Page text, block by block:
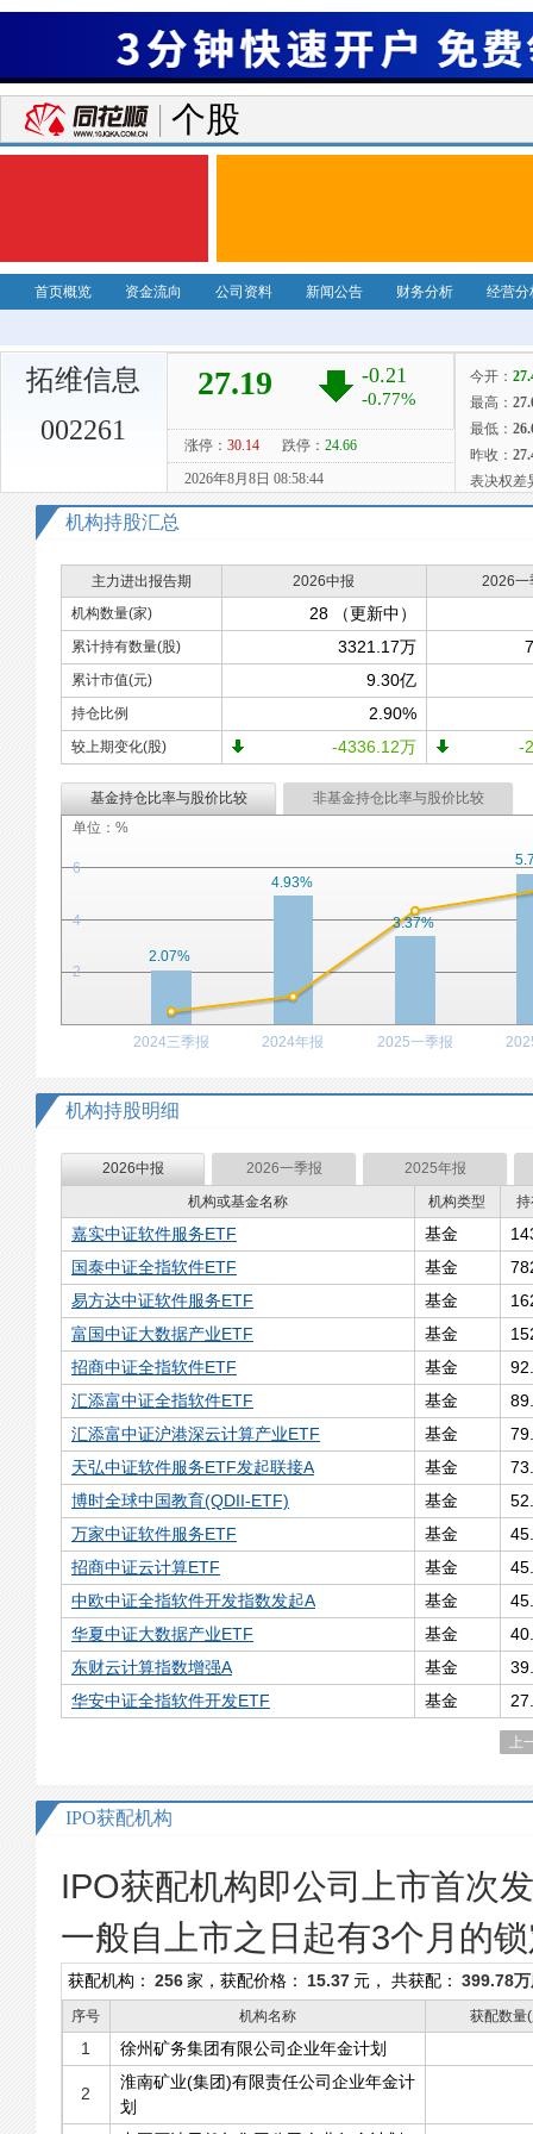
个股
首页概览 资金流向 公司资料 新闻公告 财务分析 经营分
拓维信息
002261